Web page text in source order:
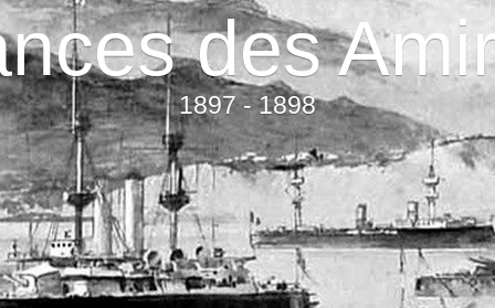
des
1897 - 1898